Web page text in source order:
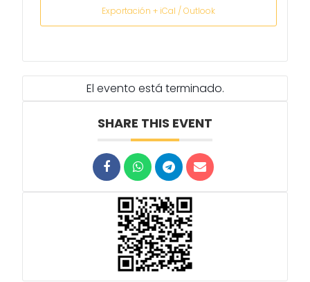
El evento está terminado.
SHARE THIS EVENT
Exportación + iCal / Outlook